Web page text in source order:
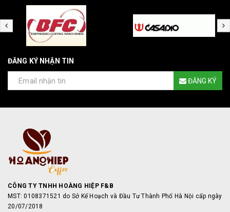
ĐĂNG KÝ NHẬN TIN
ĐĂNG KÝ
CÔNG TY TNHH HOÀNG HIỆP F&B
MST: 0108371521 do Sở Kế Hoạch và Đầu Tư Thành Phố Hà Nội cấp ngày
20/07/2018